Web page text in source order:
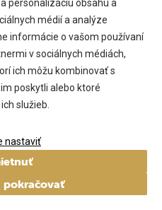
áno
áno, súčasťou autosedačky
áno, po dokúpení základne
personalizáciu obsahu a
médií a analýze
informácie o vašom používaní
v sociálnych médiách,
ich môžu kombinovať s
poskytli alebo ktoré
služieb.
nastaviť
pokračovať